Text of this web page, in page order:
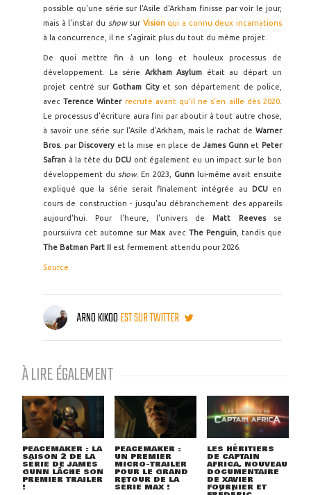
possible qu'une série sur l'Asile d'Arkham finisse par voir le jour,
mais à l'instar du show sur Visionqui a connu deux incarnations
à la concurrence, il ne s'agirait plus du tout du même projet.
De quoi mettre fin à un long et houleux processus de
développement. La série Arkham Asylum
était au départ un
projet centré sur Gotham City et son département de police,
avecTerence Winter recruté avant qu'il ne s'en aille dès 2020
Le processus d'écriture aura fini par aboutir à tout autre chose,
à savoir une série sur l'Asile d'Arkham, mais le rachat de Warner
Bros. par Discovery et la mise en place deJames Gunn et Peter
Safran à la tête du DCU ont également eu un impact sur le bon
développement du show. En 2023, Gunn lui-même avait ensuite
expliqué que la série serait finalement intégrée au
DCU en
cours de construction - jusqu'au débranchement des appareils
aujourd'hui. Pour l'heure, l'univers deMatt Reeves se
poursuivra cet automne surMax avec The Penguin, tandis que
The Batman Part II est fermement attendu pour 2026.
Source
ARNO KIKOOEST SUR TWITTER
À LIRE ÉGALEMENT
PEACEMAKER : LA
SAISON 2 DE LA
SÉRIE DE JAMES
GUNN LÂCHE SON
PREMIER TRAILER
!
PEACEMAKER :
UN PREMIER
MICRO-TRAILER
POUR LE GRAND
RETOUR DE LA
SÉRIE MAX !
LES HÉRITIERS
DE CAPTAIN
AFRICA, NOUVEAU
DOCUMENTAIRE
DE XAVIER
FOURNIER ET